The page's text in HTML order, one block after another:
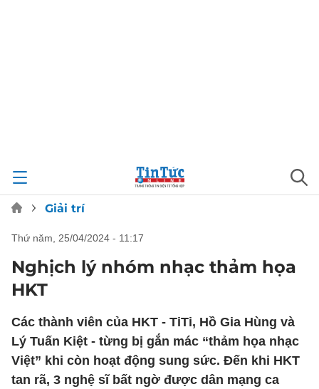
Giải trí
thứ năm, 25/04/2024 - 11:17
Nghịch lý nhóm nhạc thảm họa
HKT
Các thành viên của HKT - TiTi, Hồ Gia Hùng và
Lý Tuấn Kiệt - từng bị gắn mác “thảm họa nhạc
Việt” khi còn hoạt động sung sức. Đến khi HKT
tan rã, 3 nghệ sĩ bất ngờ được dân mạng ca